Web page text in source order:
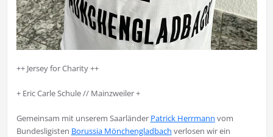
++ Jersey for Charity ++
+ Eric Carle Schule // Mainzweiler +
Gemeinsam mit unserem Saarländer Patrick Herrmann vom
Bundesligisten Borussia Mönchengladbach verlosen wir ein